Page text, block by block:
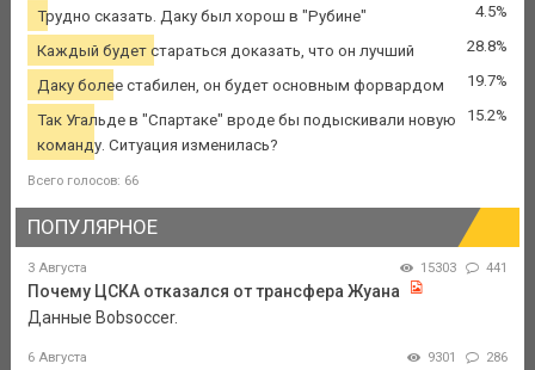
Трудно сказать. Даку был хорош в "Рубине" 4.5%
Каждый будет стараться доказать, что он лучший 28.8%
Даку более стабилен, он будет основным форвардом 19.7%
Так Угальде в "Спартаке" вроде бы подыскивали новую
команду. Ситуация изменилась?
15.2%
Всего голосов: 66
ПОПУЛЯРНОЕ
3 Августа 15303 441
Почему ЦСКА отказался от трансфера Жуана
Данные Bobsoccer.
6 Августа 9301 286